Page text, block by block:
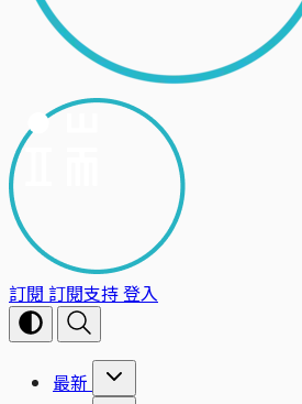
訂閱 訂閱支持登入
最新